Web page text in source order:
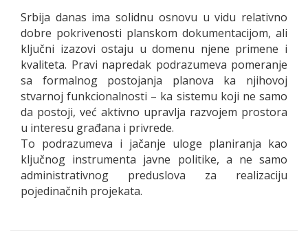
Srbija danas ima solidnu osnovu u vidu relativno
dobre pokrivenosti planskom dokumentacijom, ali
ključni izazovi ostaju u domenu njene primene i
kvaliteta. Pravi napredak podrazumeva pomeranje
sa formalnog postojanja planova ka njihovoj
stvarnoj funkcionalnosti – ka sistemu koji ne samo
da postoji, već aktivno upravlja razvojem prostora
u interesu građana i privrede.
To podrazumeva i jačanje uloge planiranja kao
ključnog instrumenta javne politike, a ne samo
administrativnog preduslova za realizaciju
pojedinačnih projekata.